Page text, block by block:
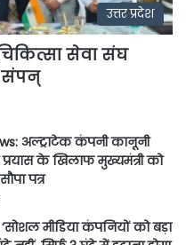
उत्तर प्रदेश
सेवा संघ
संपन्
अल्ट्राटेक कंपनी कानूनी
के खिलाफ मुख्यमंत्री को
पत्र
मीडिया कंपनियों को बड़ा